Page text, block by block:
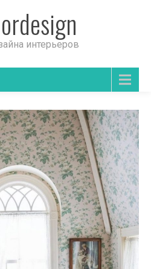
интерьеров